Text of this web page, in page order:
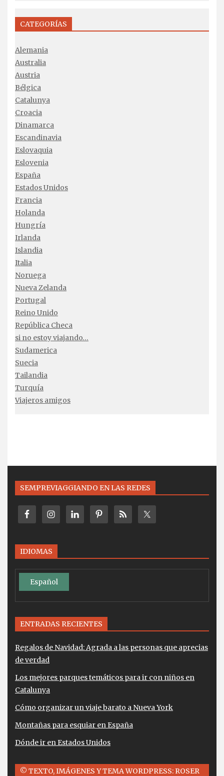
CATEGORÍAS
Alemania
Australia
Austria
Bélgica
Catalunya
Croacia
Dinamarca
Escandinavia
Eslovaquia
Eslovenia
España
Estados Unidos
Francia
Holanda
Hungría
Irlanda
Islandia
Italia
Noruega
Nueva Zelanda
Portugal
Reino Unido
República Checa
si no estoy viajando…
Sudamerica
Suecia
Tailandia
Turquía
Viajeros amigos
SEMPREVIAGGIANDO EN LAS REDES
IDIOMAS
Español
ENTRADAS RECIENTES
Regalos de Navidad: Agrada a las personas que aprecias
de verdad
Los mejores parques temáticos para ir con niños en
Catalunya
Cómo organizar un viaje barato a Nueva York
Montañas para esquiar en España
Dónde ir en Estados Unidos
© TEXTO, IMÁGENES Y TEMA WORDPRESS: ROSER